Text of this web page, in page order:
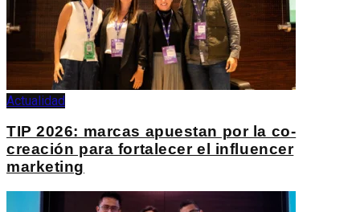
Actualidad
TIP 2026: marcas apuestan por la co-
creación para fortalecer el influencer
marketing